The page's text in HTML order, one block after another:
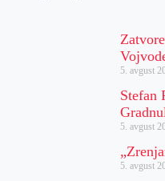
5. avgust
Stefan
5. avgust
5. avgust